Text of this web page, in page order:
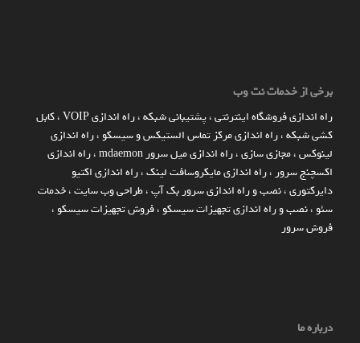
برخی از خدمات نت وب
راه اندازي فروشگاه اينترنتي،پشتیبانی شبکه،راه اندازی VOIP ،کابل
کشی شبکه،راه اندازی مرکز تماس الستیکس و سیسکو،راه اندازی
لینوکس،مجازی سازی،راه اندازی میل سرور mdaemon ،راه اندازی
اکسچنج سرور،راه اندازی مایکروسافت لینک،راه اندازی اکتیو
دایرکتوری،نصب و راه اندازی سرور بک آپ،طراحی وب سایت،خدمات
سئو،نصب و راه اندازی تجهیزات سیسکو،فروش تجهیزات سیسکو،
فروش سرور
درباره ما